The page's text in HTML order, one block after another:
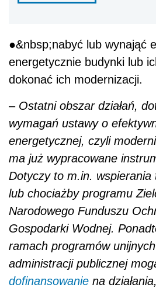
●&nbsp;nabyć lub wynająć
energetycznie budynki lub
dokonać ich modernizacji.
– Ostatni obszar działań,
wymagań ustawy o
energetycznej, czyli
ma już wypracowane
Dotyczy to m.in. wspierania
lub chociażby programu
Narodowego Funduszu
Gospodarki Wodnej.
ramach programów
administracji publicznej
dofinansowanie na